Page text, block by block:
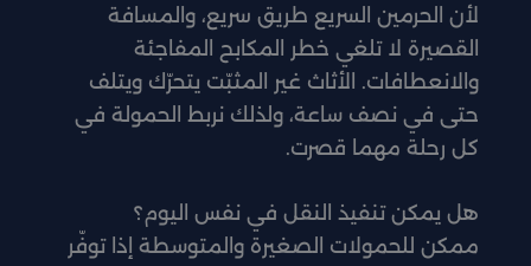
لأن الحرمين السريع طريق سريع، والمسافة
القصيرة لا تلغي خطر المكابح المفاجئة
والانعطافات. الأثاث غير المثبّت يتحرّك ويتلف
حتى في نصف ساعة، ولذلك نربط الحمولة في
كل رحلة مهما قصرت.
هل يمكن تنفيذ النقل في نفس اليوم؟
ممكن للحمولات الصغيرة والمتوسطة إذا توفّر